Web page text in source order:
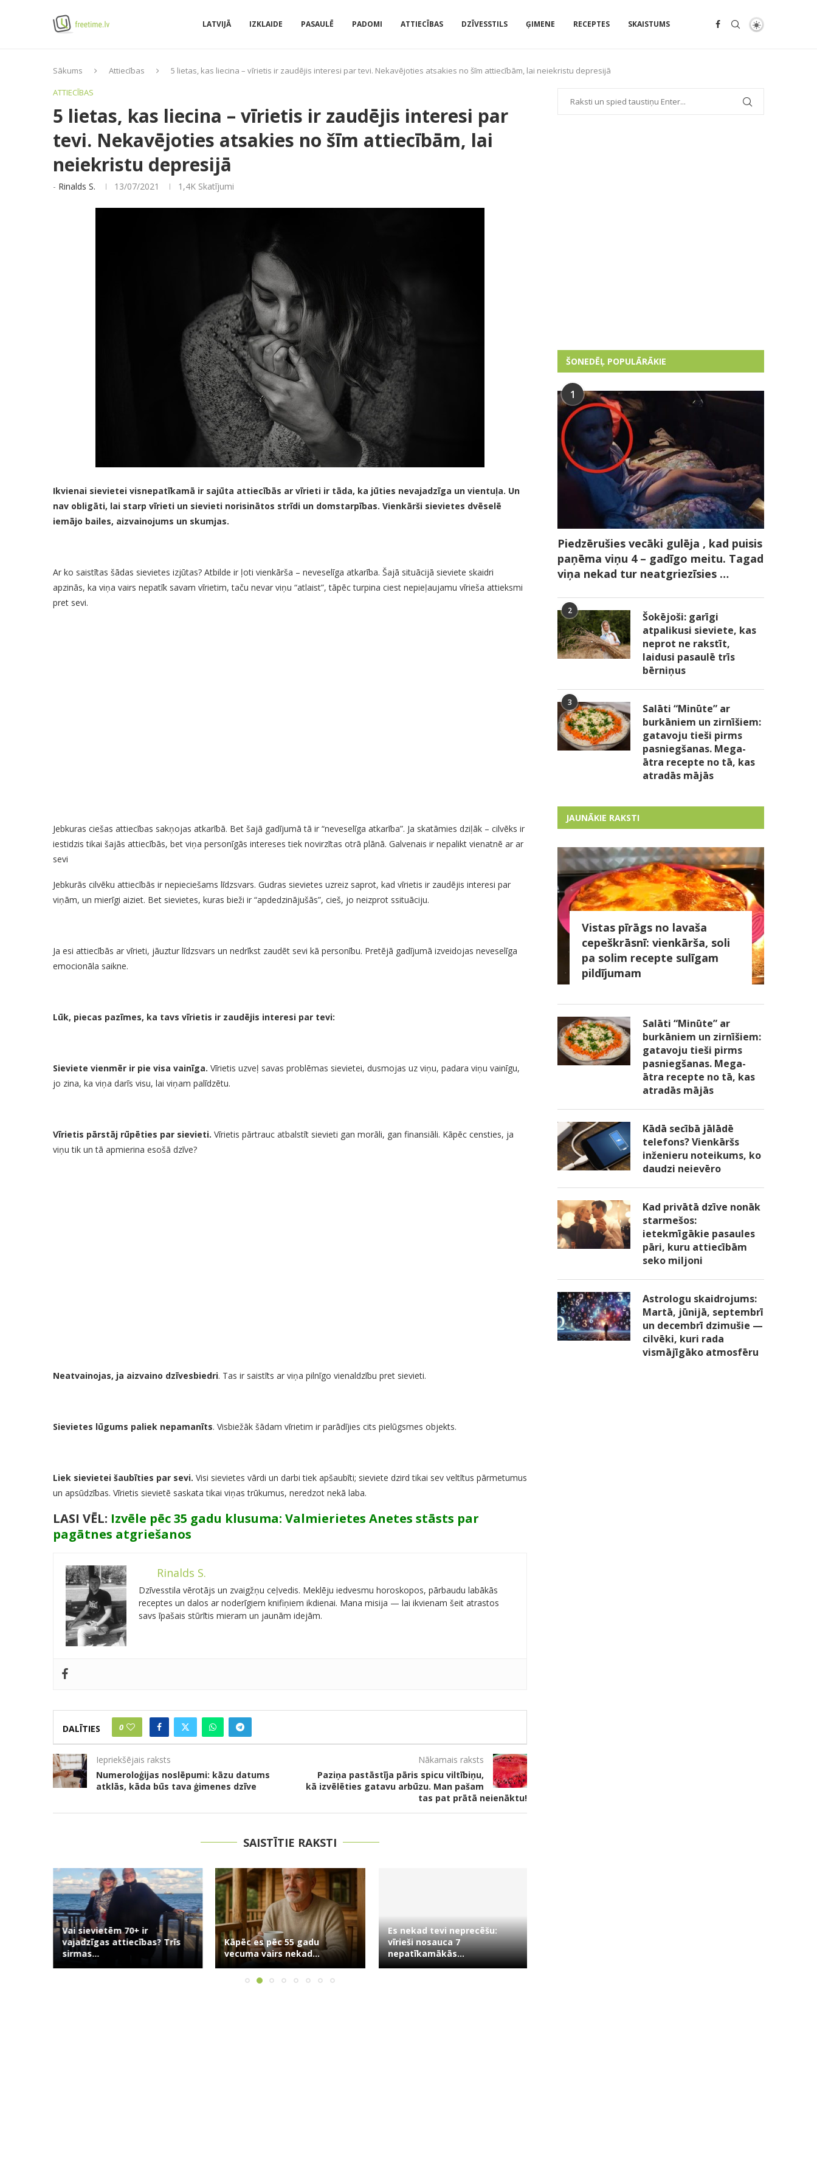
LATVIJĀ IZKLAIDE PASAULĒ PADOMI ATTIECĪBAS DZĪVESSTILS ĢIMENE RECEPTES SKAISTUMS
Sākums Attiecības
5 lietas, kas liecina – vīrietis ir zaudējis interesi par tevi. Nekavējoties atsakies no šīm attiecībām, lai neiekristu depresijā
ATTIECĪBAS
5 lietas, kas liecina – vīrietis ir zaudējis interesi par
tevi. Nekavējoties atsakies no šīm attiecībām, lai
neiekristu depresijā
- Rinalds S. 13/07/2021 1,4K Skatījumi
Ikvienai sievietei visnepatīkamā ir sajūta attiecībās ar vīrieti ir tāda, ka jūties nevajadzīga un vientuļa. Un
nav obligāti, lai starp vīrieti un sievieti norisinātos strīdi un domstarpības. Vienkārši sievietes dvēselē
iemājo bailes, aizvainojums un skumjas.
Ar ko saistītas šādas sievietes izjūtas? Atbilde ir ļoti vienkārša – neveselīga atkarība. Šajā situācijā sieviete skaidri
apzinās, ka viņa vairs nepatīk savam vīrietim, taču nevar viņu “atlaist”, tāpēc turpina ciest nepieļaujamu vīrieša attieksmi
pret sevi.
Jebkuras ciešas attiecības sakņojas atkarībā. Bet šajā gadījumā tā ir “neveselīga atkarība”. Ja skatāmies dziļāk – cilvēks ir
iestidzis tikai šajās attiecībās, bet viņa personīgās intereses tiek novirzītas otrā plānā. Galvenais ir nepalikt vienatnē ar ar
sevi
Jebkurās cilvēku attiecībās ir nepieciešams līdzsvars. Gudras sievietes uzreiz saprot, kad vīrietis ir zaudējis interesi par
viņām, un mierīgi aiziet. Bet sievietes, kuras bieži ir “apdedzinājušās”, cieš, jo neizprot ssituāciju.
Ja esi attiecībās ar vīrieti, jāuztur līdzsvars un nedrīkst zaudēt sevi kā personību. Pretējā gadījumā izveidojas neveselīga
emocionāla saikne.
Lūk, piecas pazīmes, ka tavs vīrietis ir zaudējis interesi par tevi:
Sieviete vienmēr ir pie visa vainīga. Vīrietis uzveļ savas problēmas sievietei, dusmojas uz viņu, padara viņu vainīgu,
jo zina, ka viņa darīs visu, lai viņam palīdzētu.
Vīrietis pārstāj rūpēties par sievieti. Vīrietis pārtrauc atbalstīt sievieti gan morāli, gan finansiāli. Kāpēc censties, ja
viņu tik un tā apmierina esošā dzīve?
Neatvainojas, ja aizvaino dzīvesbiedri. Tas ir saistīts ar viņa pilnīgo vienaldzību pret sievieti.
Sievietes lūgums paliek nepamanīts. Visbiežāk šādam vīrietim ir parādījies cits pielūgsmes objekts.
Liek sievietei šaubīties par sevi. Visi sievietes vārdi un darbi tiek apšaubīti; sieviete dzird tikai sev veltītus pārmetumus
un apsūdzības. Vīrietis sievietē saskata tikai viņas trūkumus, neredzot nekā laba.
LASI VĒL: Izvēle pēc 35 gadu klusuma: Valmierietes Anetes stāsts par
pagātnes atgriešanos
Rinalds S.
Dzīvesstila vērotājs un zvaigžņu ceļvedis. Meklēju iedvesmu horoskopos, pārbaudu labākās
receptes un dalos ar noderīgiem knifiņiem ikdienai. Mana misija — lai ikvienam šeit atrastos
savs īpašais stūrītis mieram un jaunām idejām.
DALĪTIES 0
Iepriekšējais raksts
Numeroloģijas noslēpumi: kāzu datums
atklās, kāda būs tava ģimenes dzīve
Nākamais raksts
Paziņa pastāstīja pāris spicu viltībiņu,
kā izvēlēties gatavu arbūzu. Man pašam
tas pat prātā neienāktu!
SAISTĪTIE RAKSTI
Vai sievietēm 70+ ir
vajadzīgas attiecības? Trīs
sirmas...
Kāpēc es pēc 55 gadu
vecuma vairs nekad...
Es nekad tevi neprecēšu:
vīrieši nosauca 7
nepatīkamākās...
ŠONEDĒĻ POPULĀRĀKIE
1
Piedzērušies vecāki gulēja , kad puisis
paņēma viņu 4 – gadīgo meitu. Tagad
viņa nekad tur neatgriezīsies …
2
Šokējoši: garīgi
atpalikusi sieviete, kas
neprot ne rakstīt,
laidusi pasaulē trīs
bērniņus
3
Salāti “Minūte” ar
burkāniem un zirnīšiem:
gatavoju tieši pirms
pasniegšanas. Mega-
ātra recepte no tā, kas
atradās mājās
JAUNĀKIE RAKSTI
Vistas pīrāgs no lavaša
cepeškrāsnī: vienkārša, soli
pa solim recepte sulīgam
pildījumam
Salāti “Minūte” ar
burkāniem un zirnīšiem:
gatavoju tieši pirms
pasniegšanas. Mega-
ātra recepte no tā, kas
atradās mājās
Kādā secībā jālādē
telefons? Vienkāršs
inženieru noteikums, ko
daudzi neievēro
Kad privātā dzīve nonāk
starmešos:
ietekmīgākie pasaules
pāri, kuru attiecībām
seko miljoni
Astrologu skaidrojums:
Martā, jūnijā, septembrī
un decembrī dzimušie —
cilvēki, kuri rada
vismājīgāko atmosfēru